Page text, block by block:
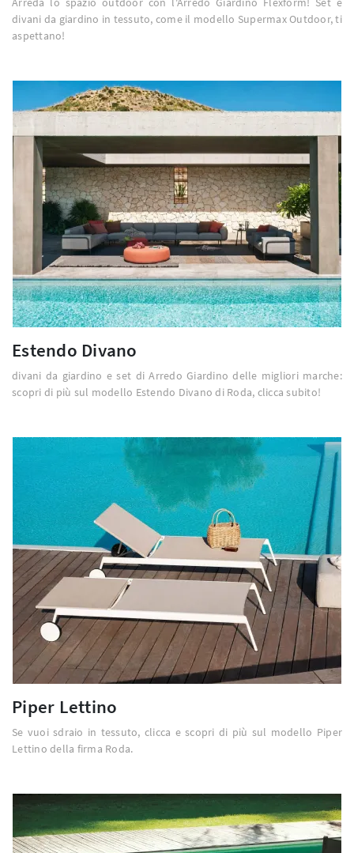
divani da giardino in tessuto, come il modello Supermax Outdoor, ti
aspettano!
Estendo Divano
divani da giardino e set di Arredo Giardino delle migliori marche:
scopri di più sul modello Estendo Divano di Roda, clicca subito!
Piper Lettino
Se vuoi sdraio in tessuto, clicca e scopri di più sul modello Piper
Lettino della firma Roda.